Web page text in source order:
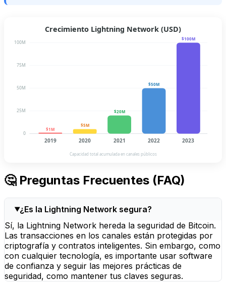
Crecimiento Lightning Network (USD)
0
25M
50M
75M
100M
$1M
2019
$5M
2020
$20M
2021
$50M
2022
$100M
2023
Capacidad total acumulada en canales públicos
🤔 Preguntas Frecuentes (FAQ)
¿Es la Lightning Network segura?
Sí, la Lightning Network hereda la seguridad de Bitcoin.
Las transacciones en los canales están protegidas por
criptografía y contratos inteligentes. Sin embargo, como
con cualquier tecnología, es importante usar software
de confianza y seguir las mejores prácticas de
seguridad, como mantener tus claves seguras.